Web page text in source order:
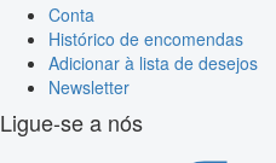
Conta
Histórico de encomendas
Adicionar à lista de desejos
Newsletter
Ligue-se a nós